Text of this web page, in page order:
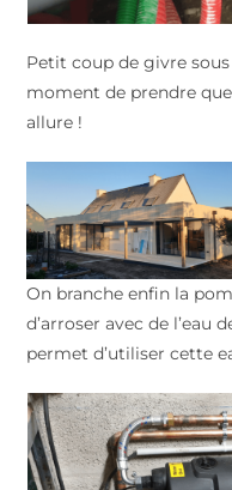
Petit coup de givre sous
moment de prendre
allure !
On branche enfin la
d’arroser avec de l’eau
permet d’utiliser cette